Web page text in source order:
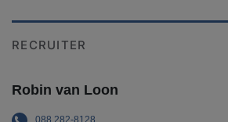
RECRUITER
Robin van Loon
088 282-8128